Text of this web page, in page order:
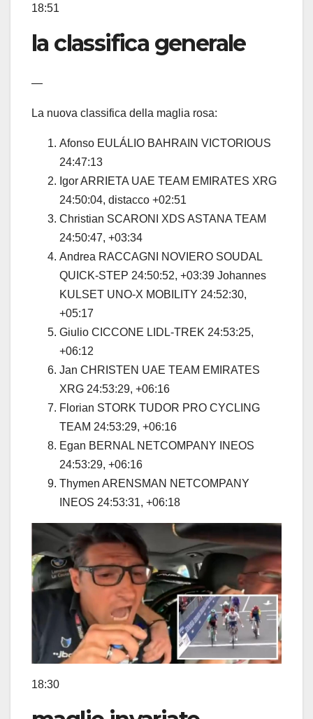
18:51
la classifica generale
—
La nuova classifica della maglia rosa:
Afonso EULÁLIO BAHRAIN VICTORIOUS
24:47:13
Igor ARRIETA UAE TEAM EMIRATES XRG
24:50:04, distacco +02:51
Christian SCARONI XDS ASTANA TEAM
24:50:47, +03:34
Andrea RACCAGNI NOVIERO SOUDAL
QUICK-STEP 24:50:52, +03:39 Johannes
KULSET UNO-X MOBILITY 24:52:30,
+05:17
Giulio CICCONE LIDL-TREK 24:53:25,
+06:12
Jan CHRISTEN UAE TEAM EMIRATES
XRG 24:53:29, +06:16
Florian STORK TUDOR PRO CYCLING
TEAM 24:53:29, +06:16
Egan BERNAL NETCOMPANY INEOS
24:53:29, +06:16
Thymen ARENSMAN NETCOMPANY
INEOS 24:53:31, +06:18
18:30